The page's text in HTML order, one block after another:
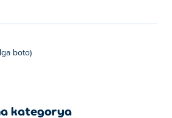
boto)
kategorya